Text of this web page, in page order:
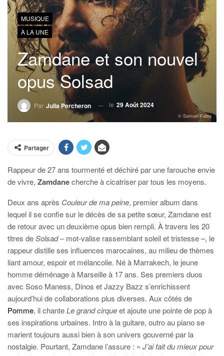
MUSIQUE
À LA UNE
Zamdane et son nouvel
opus Solsad
Par Julia Percheron le 29 Août 2024
© Samuel Fabia
Partager
Rappeur de 27 ans tourmenté et déchiré par une farouche envie
de vivre, Zamdanecherche à cicatriser par tous les moyens.
Deux ans après Couleur de ma peine, premier album dans
lequel il se confie sur le décès de sa petite sœur, Zamdane est
de retour avec un deuxième opus bien rempli. À travers les 20
titres deSolsad– mot-valise rassemblant soleil et tristesse –, le
rappeur distille ses influences marocaines, au milieu de thèmes
liant amour, espoir et mélancolie. Né à Marrakech, le jeune
homme déménage à Marseille à 17 ans. Ses premiers duos
avec Soso Maness, Dinos et Jazzy Bazz s’enrichissent
aujourd’hui de collaborations plus diverses. Aux côtés de
Pomme, il chanteLe grand cirqueet ajoute une pointe de pop à
ses inspirations urbaines. Intro à la guitare, outro au piano se
marient toujours aussi bien à son univers gouverné par la
nostalgie. Pourtant, Zamdane l’assure : « J’ai fait du mieux pour